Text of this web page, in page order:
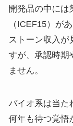
開発品の中には
（ICEF15）が
ストーン収入が
すが、承認時期
ません。
バイオ系は当た
何年も待つ覚悟